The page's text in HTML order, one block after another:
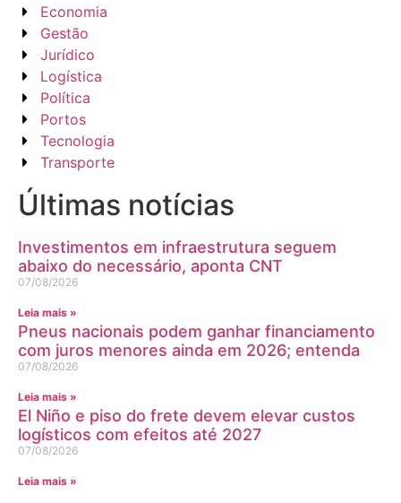
Economia
Gestão
Jurídico
Logística
Política
Portos
Tecnologia
Transporte
Últimas notícias
Investimentos em infraestrutura seguem
abaixo do necessário, aponta CNT
07/08/2026
Leia mais »
Pneus nacionais podem ganhar financiamento
com juros menores ainda em 2026; entenda
07/08/2026
Leia mais »
El Niño e piso do frete devem elevar custos
logísticos com efeitos até 2027
07/08/2026
Leia mais »